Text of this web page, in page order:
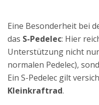
Eine Besonderheit bei
das S-Pedelec: Hier
Unterstützung nicht
normalen Pedelec),
Ein S-Pedelec gilt
Kleinkraftrad.